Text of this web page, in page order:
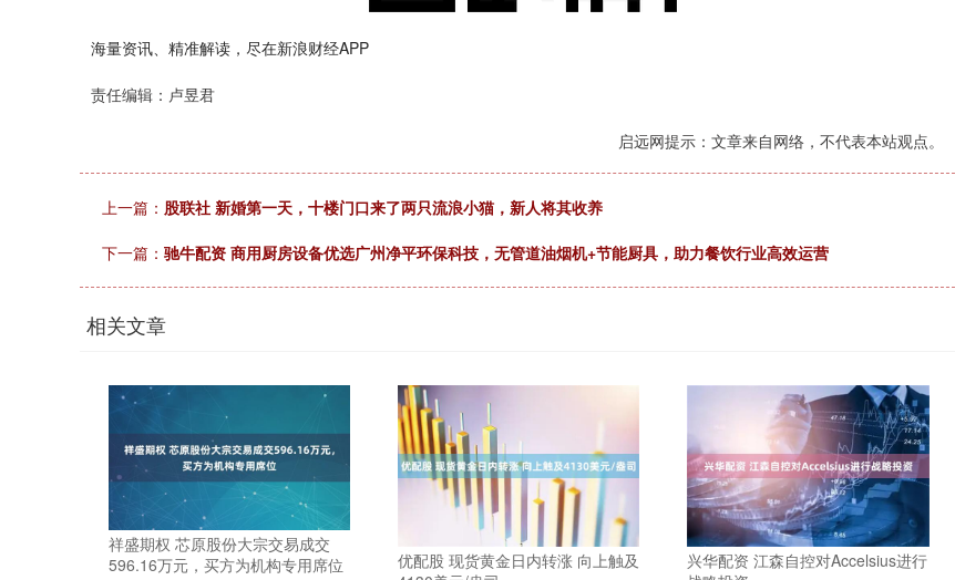
海量资讯、精准解读，尽在新浪财经APP
责任编辑：卢昱君
启远网提示：文章来自网络，不代表本站观点。
上一篇： 股联社 新婚第一天，十楼门口来了两只流浪小猫，新人将其收养
下一篇： 驰牛配资 商用厨房设备优选广州净平环保科技，无管道油烟机+节能厨具，助力餐饮行业高效运营
相关文章
祥盛期权 芯原股份大宗交易成交
596.16万元，买方为机构专用席位
优配股 现货黄金日内转涨 向上触及
兴华配资 江森自控对Accelsius进行